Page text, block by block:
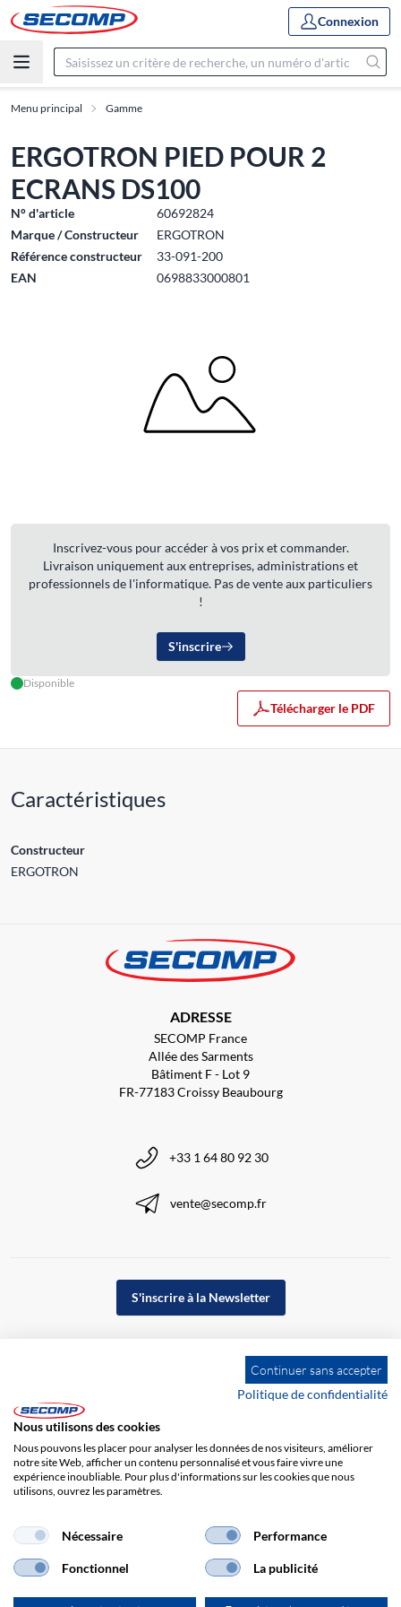
Connexion
Menu principal Gamme
ERGOTRON PIED POUR 2
ECRANS DS100
N° d'article
60692824
Marque / Constructeur
ERGOTRON
Référence constructeur
33-091-200
EAN
0698833000801
Inscrivez-vous pour accéder à vos prix et commander.
Livraison uniquement aux entreprises, administrations et
professionnels de l'informatique. Pas de vente aux particuliers
!
S'inscrire
Disponible
Télécharger le PDF
Caractéristiques
Constructeur
ERGOTRON
ADRESSE
SECOMP France
Allée des Sarments
Bâtiment F - Lot 9
FR-77183 Croissy Beaubourg
+33 1 64 80 92 30
vente@secomp.fr
S'inscrire à la Newsletter
Impression Responsabilité
Continuer sans accepter
Politique de confidentialité
Nous utilisons des cookies
Nous pouvons les placer pour analyser les données de nos visiteurs, améliorer
notre site Web, afficher un contenu personnalisé et vous faire vivre une
expérience inoubliable. Pour plus d'informations sur les cookies que nous
utilisons, ouvrez les paramètres.
Nécessaire Performance
Fonctionnel La publicité